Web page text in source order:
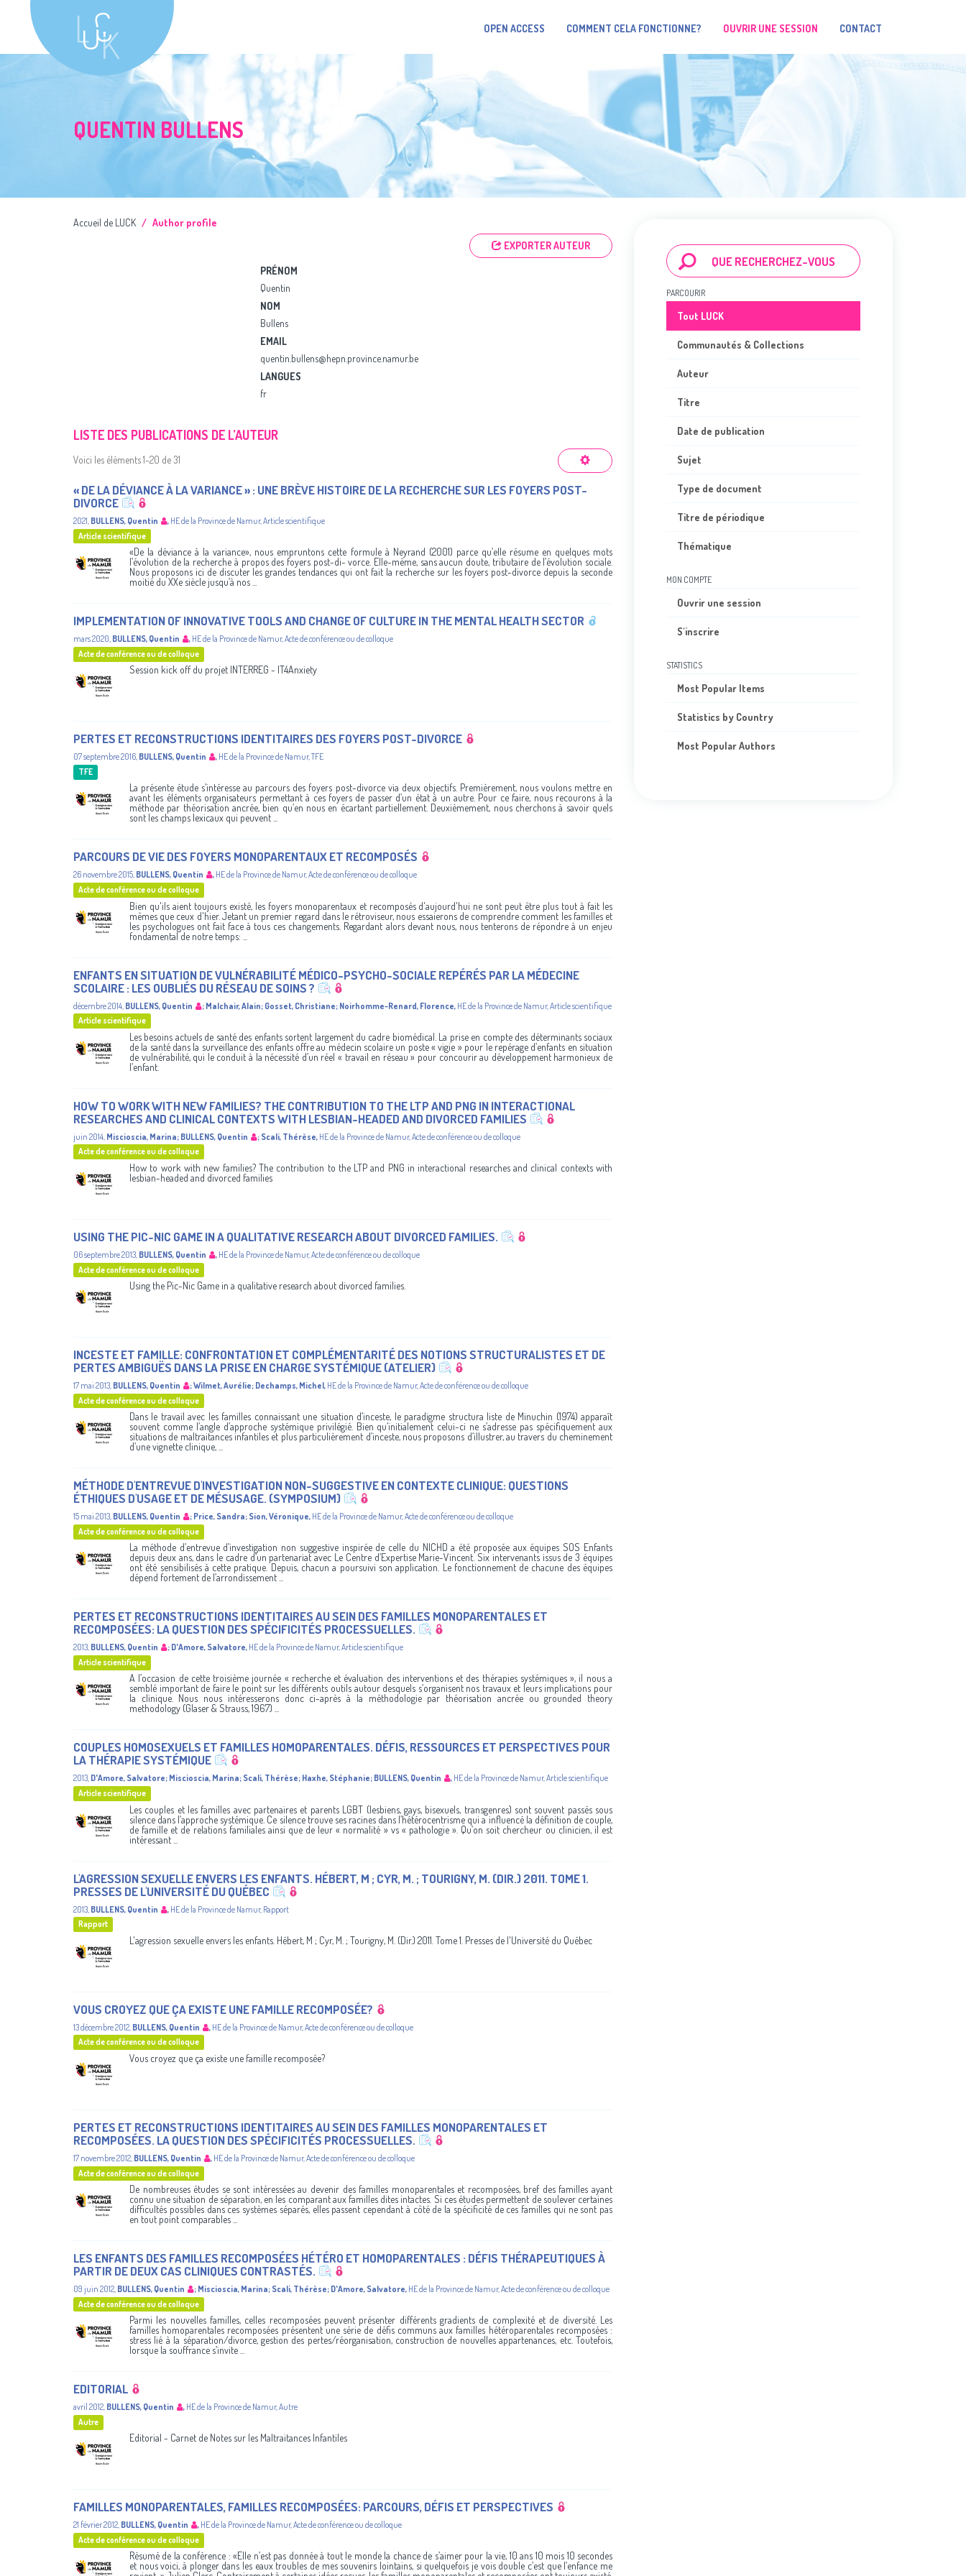
OPEN ACCESS COMMENT CELA FONCTIONNE? OUVRIR UNE SESSION CONTACT
QUENTIN BULLENS
Accueil de LUCK
Author profile
EXPORTER AUTEUR
PRÉNOM
Quentin
NOM
Bullens
EMAIL
quentin.bullens@hepn.province.namur.be
LANGUES
fr
LISTE DES PUBLICATIONS DE L’AUTEUR
Voici les éléments 1-20 de 31
« DE LA DÉVIANCE À LA VARIANCE » : UNE BRÈVE HISTOIRE DE LA RECHERCHE SUR LES FOYERS POST-
DIVORCE
2021, BULLENS, Quentin , HE de la Province de Namur,Article scientifique
Article scientifique
«De la déviance à la variance», nous empruntons cette formule à Neyrand (2001) parce qu’elle résume en quelques mots
l’évolution de la recherche à propos des foyers post-di- vorce. Elle-même, sans aucun doute, tributaire de l’évolution sociale.
Nous proposons ici de discuter les grandes tendances qui ont fait la recherche sur les foyers post-divorce depuis la seconde
moitié du XXe siècle jusqu’à nos ...
IMPLEMENTATION OF INNOVATIVE TOOLS AND CHANGE OF CULTURE IN THE MENTAL HEALTH SECTOR
mars 2020, BULLENS, Quentin , HE de la Province de Namur,Acte de conférence ou de colloque
Acte de conférence ou de colloque
Session kick off du projet INTERREG - IT4Anxiety
PERTES ET RECONSTRUCTIONS IDENTITAIRES DES FOYERS POST-DIVORCE
07 septembre 2016, BULLENS, Quentin , HE de la Province de Namur,TFE
TFE
La présente étude s’intéresse au parcours des foyers post-divorce via deux objectifs. Premièrement, nous voulons mettre en
avant les éléments organisateurs permettant à ces foyers de passer d’un état à un autre. Pour ce faire, nous recourons à la
méthode par théorisation ancrée, bien qu’en nous en écartant partiellement. Deuxièmement, nous cherchons à savoir quels
sont les champs lexicaux qui peuvent ...
PARCOURS DE VIE DES FOYERS MONOPARENTAUX ET RECOMPOSÉS
26 novembre 2015, BULLENS, Quentin , HE de la Province de Namur,Acte de conférence ou de colloque
Acte de conférence ou de colloque
Bien qu'ils aient toujours existé, les foyers monoparentaux et recomposés d'aujourd'hui ne sont peut être plus tout à fait les
mêmes que ceux d'hier. Jetant un premier regard dans le rétroviseur, nous essaierons de comprendre comment les familles et
les psychologues ont fait face à tous ces changements. Regardant alors devant nous, nous tenterons de répondre à un enjeu
fondamental de notre temps: ...
ENFANTS EN SITUATION DE VULNÉRABILITÉ MÉDICO-PSYCHO-SOCIALE REPÉRÉS PAR LA MÉDECINE
SCOLAIRE : LES OUBLIÉS DU RÉSEAU DE SOINS ?
décembre 2014 BULLENS, Quentin ; Malchair, Alain; Gosset, Christiane; Noirhomme-Renard, Florence, HE de la Province de Namur, Article scientifique
Article scientifique
Les besoins actuels de santé des enfants sortent largement du cadre biomédical. La prise en compte des déterminants sociaux
de la santé dans la surveillance des enfants offre au médecin scolaire un poste « vigie » pour le repérage d’enfants en situation
de vulnérabilité, qui le conduit à la nécessité d’un réel « travail en réseau » pour concourir au développement harmonieux de
l’enfant.
HOW TO WORK WITH NEW FAMILIES? THE CONTRIBUTION TO THE LTP AND PNG IN INTERACTIONAL
RESEARCHES AND CLINICAL CONTEXTS WITH LESBIAN-HEADED AND DIVORCED FAMILIES
juin 2014 Miscioscia, Marina; BULLENS, Quentin ; Scali, Thérèse, HE de la Province de Namur, Acte de conférence ou de colloque
Acte de conférence ou de colloque
How to work with new families? The contribution to the LTP and PNG in interactional researches and clinical contexts with
lesbian-headed and divorced families
USING THE PIC-NIC GAME IN A QUALITATIVE RESEARCH ABOUT DIVORCED FAMILIES.
06 septembre 2013 BULLENS, Quentin , HE de la Province de Namur, Acte de conférence ou de colloque
Acte de conférence ou de colloque
Using the Pic-Nic Game in a qualitative research about divorced families.
INCESTE ET FAMILLE: CONFRONTATION ET COMPLÉMENTARITÉ DES NOTIONS STRUCTURALISTES ET DE
PERTES AMBIGUËS DANS LA PRISE EN CHARGE SYSTÉMIQUE (ATELIER)
17 mai 2013 BULLENS, Quentin ;Wilmet, Aurélie; Dechamps, Michel, HE de la Province de Namur, Acte de conférence ou de colloque
Acte de conférence ou de colloque
Dans le travail avec les familles connaissant une situation d’inceste, le paradigme structura liste de Minuchin (1974) apparaît
souvent comme l’angle d’approche systémique privilégié. Bien qu’initialement celui-ci ne s’adresse pas spécifiquement aux
situations de maltraitances infantiles et plus particulièrement d’inceste, nous proposons d’illustrer, au travers du cheminement
d’une vignette clinique, ...
MÉTHODE D'ENTREVUE D'INVESTIGATION NON-SUGGESTIVE EN CONTEXTE CLINIQUE: QUESTIONS
ÉTHIQUES D'USAGE ET DE MÉSUSAGE. (SYMPOSIUM)
15 mai 2013, BULLENS, Quentin ; Price, Sandra; Sion, Véronique, HE de la Province de Namur,Acte de conférence ou de colloque
Acte de conférence ou de colloque
La méthode d’entrevue d’investigation non suggestive inspirée de celle du NICHD a été proposée aux équipes SOS Enfants
depuis deux ans, dans le cadre d’un partenariat avec Le Centre d’Expertise Marie-Vincent. Six intervenants issus de 3 équipes
ont été sensibilisés à cette pratique. Depuis, chacun a poursuivi son application. Le fonctionnement de chacune des équipes
dépend fortement de l’arrondissement ...
PERTES ET RECONSTRUCTIONS IDENTITAIRES AU SEIN DES FAMILLES MONOPARENTALES ET
RECOMPOSÉES: LA QUESTION DES SPÉCIFICITÉS PROCESSUELLES.
2013, BULLENS, Quentin ; D'Amore, Salvatore, HE de la Province de Namur,Article scientifique
Article scientifique
A l’occasion de cette troisième journée « recherche et évaluation des interventions et des thérapies systémiques », il nous a
semblé important de faire le point sur les différents outils autour desquels s’organisent nos travaux et leurs implications pour
la clinique. Nous nous intéresserons donc ci-après à la méthodologie par théorisation ancrée ou grounded theory
methodology (Glaser & Strauss, 1967) ...
COUPLES HOMOSEXUELS ET FAMILLES HOMOPARENTALES. DÉFIS, RESSOURCES ET PERSPECTIVES POUR
LA THÉRAPIE SYSTÉMIQUE
2013, D'Amore, Salvatore; Miscioscia, Marina; Scali, Thérèse; Haxhe, Stéphanie; BULLENS, Quentin , HE de la Province de Namur,Article scientifique
Article scientifique
Les couples et les familles avec partenaires et parents LGBT (lesbiens, gays, bisexuels, transgenres) sont souvent passés sous
silence dans l’approche systémique. Ce silence trouve ses racines dans l’hétérocentrisme qui a influencé la définition de couple,
de famille et de relations familiales ainsi que de leur « normalité » vs « pathologie ». Qu’on soit chercheur ou clinicien, il est
intéressant ...
L'AGRESSION SEXUELLE ENVERS LES ENFANTS. HÉBERT, M ; CYR, M. ; TOURIGNY, M. (DIR.) 2011. TOME 1.
PRESSES DE L'UNIVERSITÉ DU QUÉBEC
2013 BULLENS, Quentin , HE de la Province de Namur, Rapport
Rapport
L'agression sexuelle envers les enfants. Hébert, M ; Cyr, M. ; Tourigny, M. (Dir.) 2011. Tome 1. Presses de l'Université du Québec
VOUS CROYEZ QUE ÇA EXISTE UNE FAMILLE RECOMPOSÉE?
13 décembre 2012 BULLENS, Quentin , HE de la Province de Namur, Acte de conférence ou de colloque
Acte de conférence ou de colloque
Vous croyez que ça existe une famille recomposée?
PERTES ET RECONSTRUCTIONS IDENTITAIRES AU SEIN DES FAMILLES MONOPARENTALES ET
RECOMPOSÉES. LA QUESTION DES SPÉCIFICITÉS PROCESSUELLES.
17 novembre 2012 BULLENS, Quentin , HE de la Province de Namur, Acte de conférence ou de colloque
Acte de conférence ou de colloque
De nombreuses études se sont intéressées au devenir des familles monoparentales et recomposées, bref des familles ayant
connu une situation de séparation, en les comparant aux familles dites intactes. Si ces études permettent de soulever certaines
difficultés possibles dans ces systèmes séparés, elles passent cependant à côté de la spécificité de ces familles qui ne sont pas
en tout point comparables ...
LES ENFANTS DES FAMILLES RECOMPOSÉES HÉTÉRO ET HOMOPARENTALES : DÉFIS THÉRAPEUTIQUES À
PARTIR DE DEUX CAS CLINIQUES CONTRASTÉS.
09 juin 2012 BULLENS, Quentin ; Miscioscia, Marina; Scali, Thérèse; D'Amore, Salvatore, HE de la Province de Namur, Acte de conférence ou de colloque
Acte de conférence ou de colloque
Parmi les nouvelles familles, celles recomposées peuvent présenter différents gradients de complexité et de diversité. Les
familles homoparentales recomposées présentent une série de défis communs aux familles hétéroparentales recomposées :
stress lié à la séparation/divorce, gestion des pertes/réorganisation, construction de nouvelles appartenances, etc. Toutefois,
lorsque la souffrance s’invite ...
EDITORIAL
avril 2012, BULLENS, Quentin , HE de la Province de Namur,Autre
Autre
Editorial - Carnet de Notes sur les Maltraitances Infantiles
FAMILLES MONOPARENTALES, FAMILLES RECOMPOSÉES: PARCOURS, DÉFIS ET PERSPECTIVES
21 février 2012, BULLENS, Quentin , HE de la Province de Namur,Acte de conférence ou de colloque
Acte de conférence ou de colloque
Résumé de la conférence : «Elle n’est pas donnée à tout le monde la chance de s’aimer pour la vie, 10 ans 10 mois 10 secondes
et nous voici, à plonger dans les eaux troubles de mes souvenirs lointains, si quelquefois je vois double c’est que l’enfance me
PARCOURIR
Tout LUCK
Communautés & Collections
Auteur
Titre
Date de publication
Sujet
Type de document
Titre de périodique
Thématique
MON COMPTE
Ouvrir une session
S'inscrire
STATISTICS
Most Popular Items
Statistics by Country
Most Popular Authors